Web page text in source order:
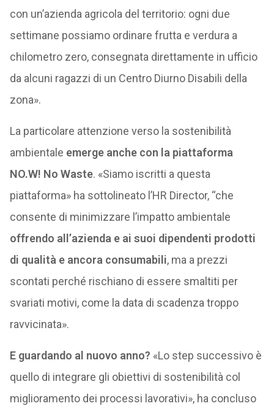
con un’azienda agricola del territorio: ogni due
settimane possiamo ordinare frutta e verdura a
chilometro zero, consegnata direttamente in ufficio
da alcuni ragazzi di un Centro Diurno Disabili della
zona».
La particolare attenzione verso la sostenibilità
ambientale emerge anche con la piattaforma
NO.W! No Waste. «Siamo iscritti a questa
piattaforma» ha sottolineato l’HR Director, “che
consente di minimizzare l’impatto ambientale
offrendo all’azienda e ai suoi dipendenti prodotti
di qualità e ancora consumabili, ma a prezzi
scontati perché rischiano di essere smaltiti per
svariati motivi, come la data di scadenza troppo
ravvicinata».
E guardando al nuovo anno? «Lo step successivo è
quello di integrare gli obiettivi di sostenibilità col
miglioramento dei processi lavorativi», ha concluso